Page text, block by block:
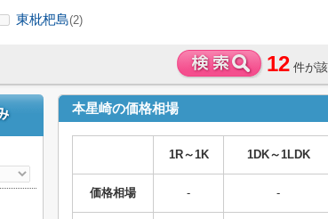
東枇杷島(2)
12 件が
本星崎の価格相場
1R～1K 1DK～1LDK
価格相場 - -